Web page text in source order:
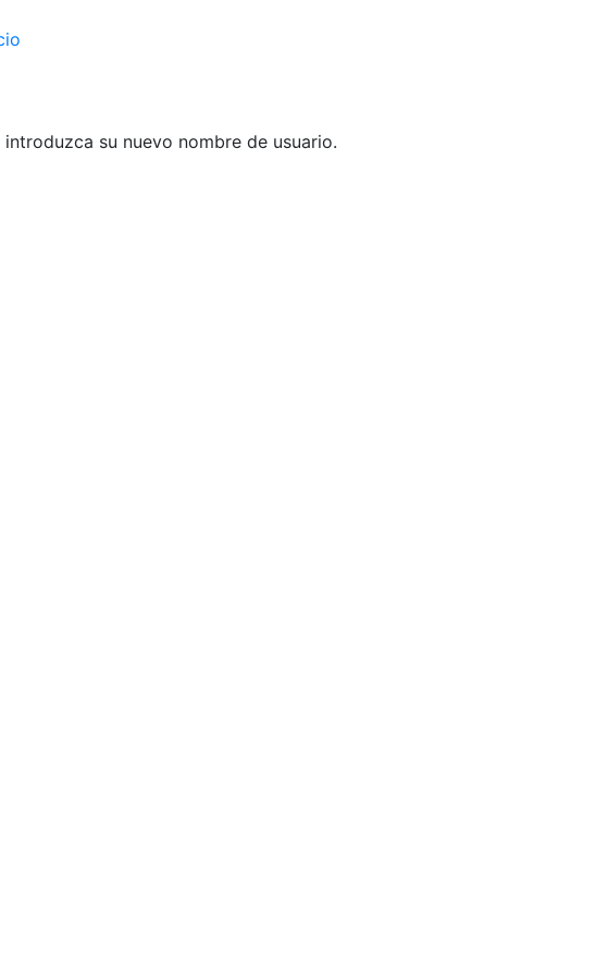
su nuevo nombre de usuario.